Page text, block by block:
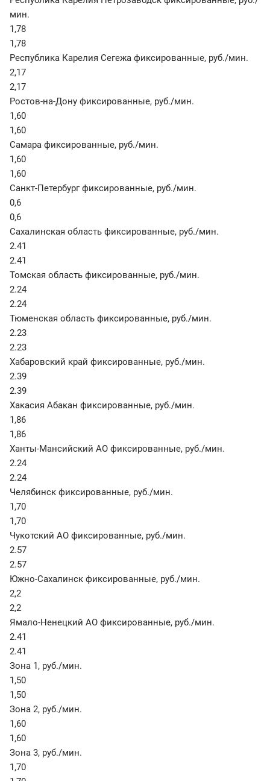
мин.
1,78
1,78
Республика Карелия Сегежа фиксированные, руб./мин.
2,17
2,17
Ростов-на-Дону фиксированные, руб./мин.
1,60
1,60
Самара фиксированные, руб./мин.
1,60
1,60
Санкт-Петербург фиксированные, руб./мин.
0,6
0,6
Сахалинская область фиксированные, руб./мин.
2.41
2.41
Томская область фиксированные, руб./мин.
2.24
2.24
Тюменская область фиксированные, руб./мин.
2.23
2.23
Хабаровский край фиксированные, руб./мин.
2.39
2.39
Хакасия Абакан фиксированные, руб./мин.
1,86
1,86
Ханты-Мансийский АО фиксированные, руб./мин.
2.24
2.24
Челябинск фиксированные, руб./мин.
1,70
1,70
Чукотский АО фиксированные, руб./мин.
2.57
2.57
Южно-Сахалинск фиксированные, руб./мин.
2,2
2,2
Ямало-Ненецкий АО фиксированные, руб./мин.
2.41
2.41
Зона 1, руб./мин.
1,50
1,50
Зона 2, руб./мин.
1,60
1,60
Зона 3, руб./мин.
1,70